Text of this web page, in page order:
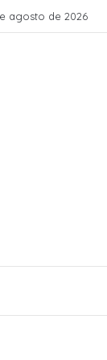
agosto de 2026